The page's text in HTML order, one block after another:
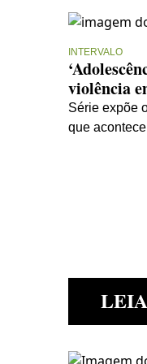
INTERVALO
violência
Série expõe
que